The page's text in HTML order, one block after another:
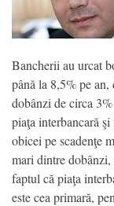
Bancherii au urcat
până la 8,5% pe an,
dobânzi de circa
piaţa interbancară
obicei pe scadenţe
mari dintre
faptul că piaţa
este cea primară,